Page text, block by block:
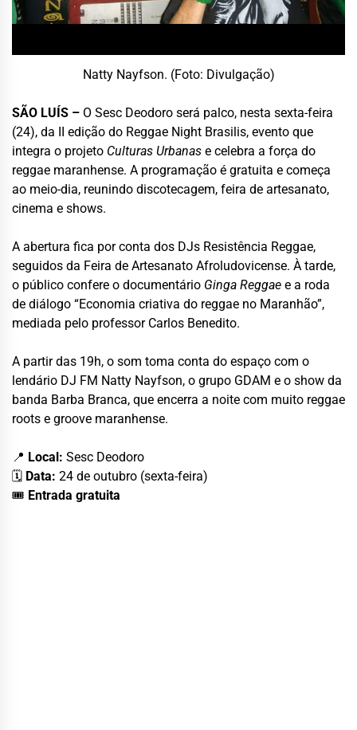
Natty Nayfson. (Foto: Divulgação)
SÃO LUÍS – O Sesc Deodoro será palco, nesta sexta-feira
(24), da II edição do Reggae Night Brasilis, evento que
integra o projeto Culturas Urbanas e celebra a força do
reggae maranhense. A programação é gratuita e começa
ao meio-dia, reunindo discotecagem, feira de artesanato,
cinema e shows.
A abertura fica por conta dos DJs Resistência Reggae,
seguidos da Feira de Artesanato Afroludovicense. À tarde,
o público confere o documentário Ginga Reggae e a roda
de diálogo “Economia criativa do reggae no Maranhão”,
mediada pelo professor Carlos Benedito.
A partir das 19h, o som toma conta do espaço com o
lendário DJ FM Natty Nayfson, o grupo GDAM e o show da
banda Barba Branca, que encerra a noite com muito reggae
roots e groove maranhense.
📍 Local: Sesc Deodoro
🗓 Data: 24 de outubro (sexta-feira)
🎟 Entrada gratuita